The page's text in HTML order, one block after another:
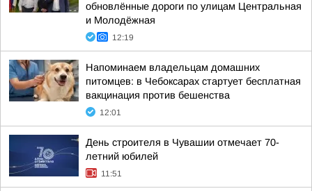
обновлённые дороги по улицам Центральная
и Молодёжная
12:19
Напоминаем владельцам домашних
питомцев: в Чебоксарах стартует бесплатная
вакцинация против бешенства
12:01
День строителя в Чувашии отмечает 70-
летний юбилей
11:51